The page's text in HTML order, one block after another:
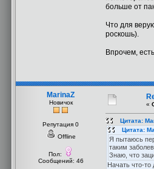
больше от
Что для
роскошь).
Впрочем,
MarinaZ
Новичок
Репутация 0
Offline
Пол:
Сообщений: 46
«
Цитата:
Цитата:
Я пытаюсь
таким
Знаю, что
Начать что-